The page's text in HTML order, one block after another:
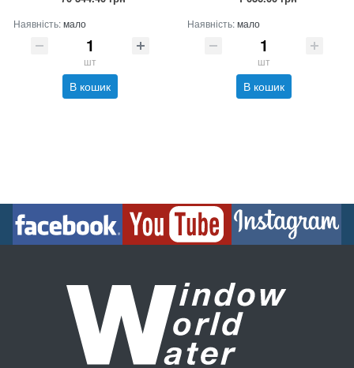
Наявність:мало
шт
В кошик
Наявність:мало
шт
В кошик